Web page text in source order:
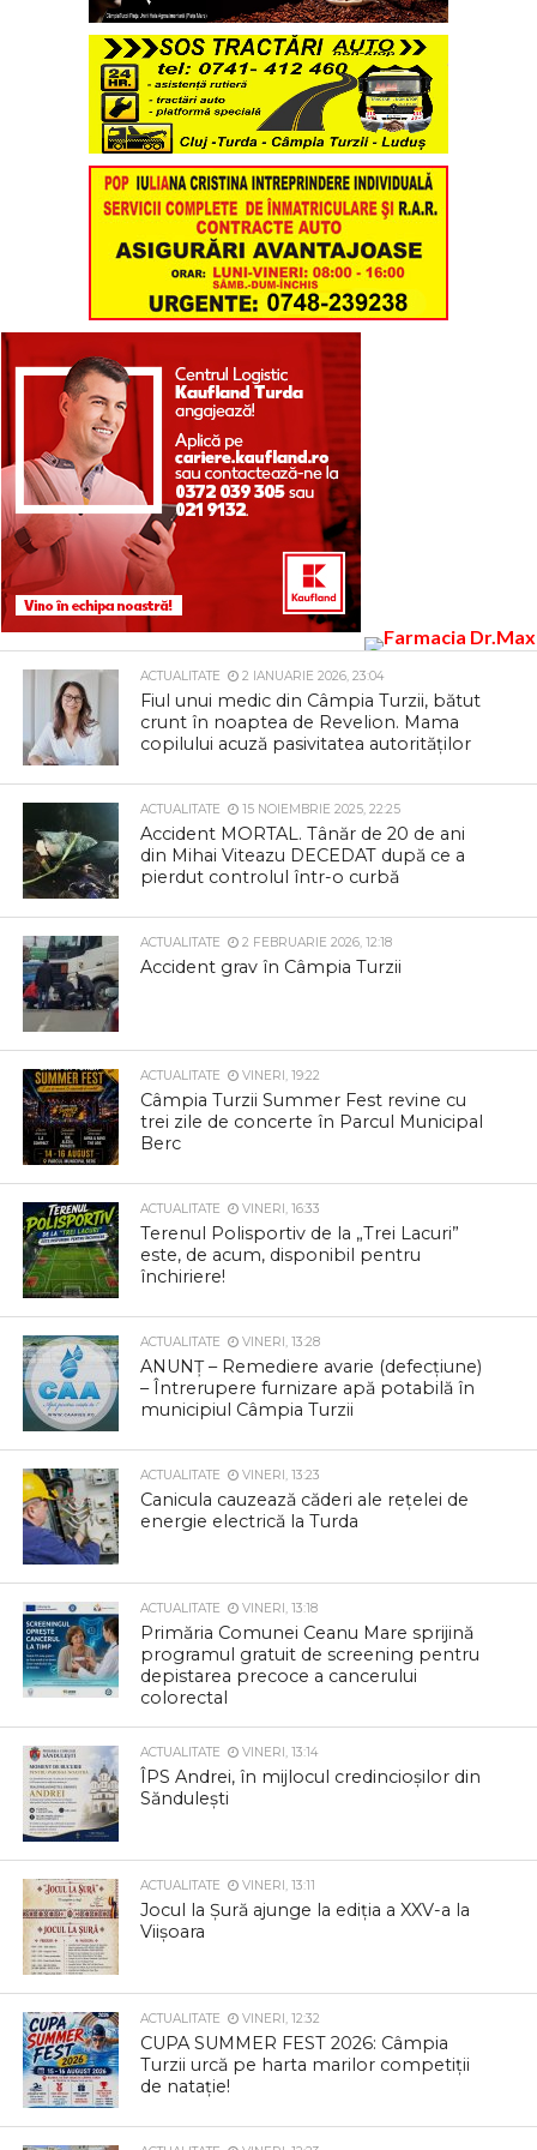
ACTUALITATE 2 IANUARIE 2026, 23:04
Fiul unui medic din Câmpia Turzii, bătut
crunt în noaptea de Revelion. Mama
copilului acuză pasivitatea autorităților
ACTUALITATE 15 NOIEMBRIE 2025, 22:25
Accident MORTAL. Tânăr de 20 de ani
din Mihai Viteazu DECEDAT după ce a
pierdut controlul într-o curbă
ACTUALITATE 2 FEBRUARIE 2026, 12:18
Accident grav în Câmpia Turzii
ACTUALITATE VINERI, 19:22
Câmpia Turzii Summer Fest revine cu
trei zile de concerte în Parcul Municipal
Berc
ACTUALITATE VINERI, 16:33
Terenul Polisportiv de la „Trei Lacuri”
este, de acum, disponibil pentru
închiriere!
ACTUALITATE VINERI, 13:28
ANUNȚ – Remediere avarie (defecțiune)
– Întrerupere furnizare apă potabilă în
municipiul Câmpia Turzii
ACTUALITATE VINERI, 13:23
Canicula cauzează căderi ale rețelei de
energie electrică la Turda
ACTUALITATE VINERI, 13:18
Primăria Comunei Ceanu Mare sprijină
programul gratuit de screening pentru
depistarea precoce a cancerului
colorectal
ACTUALITATE VINERI, 13:14
ÎPS Andrei, în mijlocul credincioșilor din
Săndulești
ACTUALITATE VINERI, 13:11
Jocul la Șură ajunge la ediția a XXV-a la
Viișoara
ACTUALITATE VINERI, 12:32
CUPA SUMMER FEST 2026: Câmpia
Turzii urcă pe harta marilor competiții
de natație!